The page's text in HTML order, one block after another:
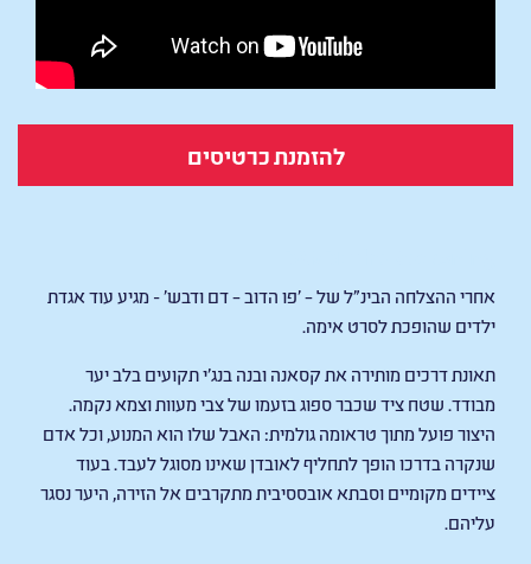
להזמנת כרטיסים
אחרי ההצלחה הבינ״ל של – ׳פו הדוב – דם ודבש׳ - מגיע עוד אגדת
ילדים שהופכת לסרט אימה.
תאונת דרכים מותירה את קסאנה ובנה בנג’י תקועים בלב יער
מבודד. שטח ציד שכבר ספוג בזעמו של צבי מעוות וצמא נקמה.
היצור פועל מתוך טראומה גולמית: האבל שלו הוא המנוע, וכל אדם
שנקרה בדרכו הופך לתחליף לאובדן שאינו מסוגל לעבד. בעוד
ציידים מקומיים וסבתא אובססיבית מתקרבים אל הזירה, היער נסגר
עליהם.